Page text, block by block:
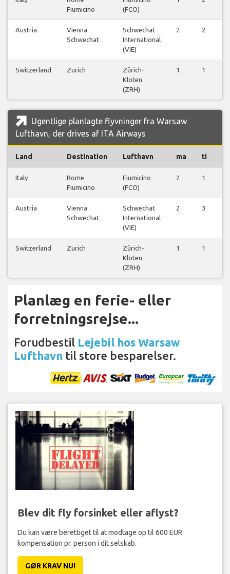
Fiumicino
(FCO)
Austria
Vienna
Schwechat
Schwechat
International
(VIE)
2 2
Switzerland Zurich
Zürich-
Kloten
(ZRH)
1 1
Ugentlige planlagte flyvninger fra Warsaw
Lufthavn, der drives af ITA Airways
Land Destination Lufthavn ma ti
Italy
Rome
Fiumicino
Fiumicino
(FCO)
2 1
Austria
Vienna
Schwechat
Schwechat
International
(VIE)
2 3
Switzerland Zurich
Zürich-
Kloten
(ZRH)
1 1
Planlæg en ferie- eller
forretningsrejse...
Forudbestil Lejebil hos Warsaw
Lufthavn til store besparelser.
Blev dit fly forsinket eller aflyst?
Du kan være berettiget til at modtage op til 600 EUR
kompensation pr. person i dit selskab.
GØR KRAV NU!